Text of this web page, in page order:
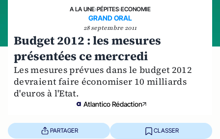
A LA UNE›PÉPITES›ECONOMIE
GRAND ORAL
28 septembre 2011
Budget 2012 : les mesures
présentées ce mercredi
Les mesures prévues dans le budget 2012
devraient faire économiser 10 milliards
d'euros à l'Etat.
Atlantico Rédaction
PARTAGER CLASSER